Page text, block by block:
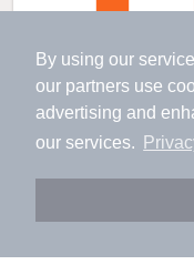
By using our
our partners use
advertising and
our services.
アプリに切り替
会員登録なしで